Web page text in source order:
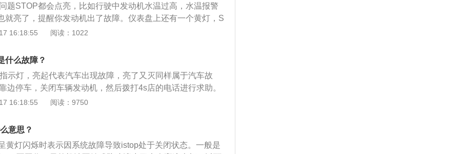
题STOP都会点亮，比如行驶中发动机水温过高，水温报警
就亮了，提醒你发动机出了故障。仪表盘上还有一个黄灯，S
表示一般故障，红色表示严重故障。STOP灯并不是单独的
灯，应该是与机油压力、制动液面过低、水温过高灯等某一
机必须停止运行。该警告灯与发动机机油压力、制动液液位
和电子制动力分配系统故障警告灯相连。如果我们遇到这个
需要立即停车，不能继续行驶了，如果继续行驶可能会导致
修理厂或者4S店去进行检测维修。可能是发动机机油压力异
磨损，严重时发动机轴瓦烧蚀，抱死，以致发动机不能正常
力过高，加剧机油泵的早期磨损，造成燃烧机油过多。冷却
16:18:55 阅读：1022
什么故障？
示灯，亮起代表汽车出现故障，亮了又灭同样属于汽车故
边停车，关闭车辆发动机，然后拨打4s店的电话进行求助。
而红色代表严重故障。造成汽车亮stop灯的原因如下：水温
箱内添加纯净水，等到指示灯熄灭立刻将车辆开到4s店进行
力过低：发动机得不到润滑，容易对发动机零件造成损坏等
液压力过低：会导致车辆刹车性能下降甚至失灵。
16:18:55 阅读：9750
意思？
黄灯闪烁时表示因系统故障导致istop处于关闭状态。一般是